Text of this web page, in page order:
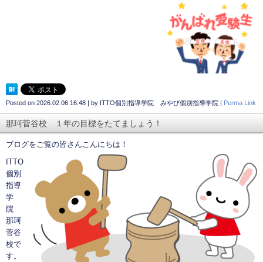
Posted on 2026.02.06 16:48 | by ITTO個別指導学院 みやび個別指導学院 | Perma Link
那珂菅谷校 １年の目標をたてましょう！
ブログをご覧の皆さんこんにちは！
ITTO
個別
指導
学
院
那珂
菅谷
校で
す。